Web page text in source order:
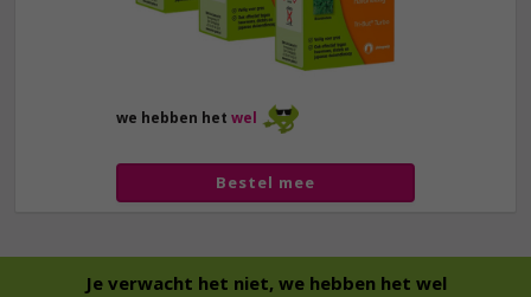
we hebben het wel
Bestel mee
Je verwacht het niet, we hebben het wel